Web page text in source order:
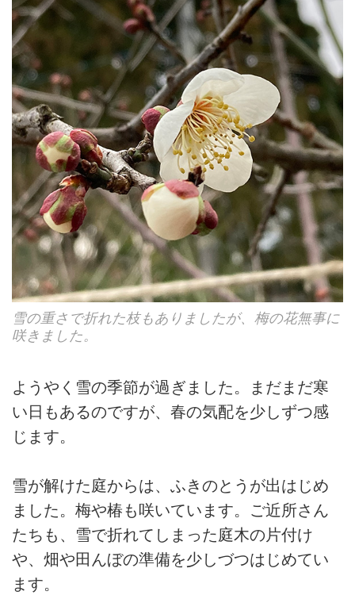
雪の重さで折れた枝もありましたが、梅の花無事に
咲きました。
ようやく雪の季節が過ぎました。まだまだ寒
い日もあるのですが、春の気配を少しずつ感
じます。
雪が解けた庭からは、ふきのとうが出はじめ
ました。梅や椿も咲いています。ご近所さん
たちも、雪で折れてしまった庭木の片付け
や、畑や田んぼの準備を少しづつはじめてい
ます。